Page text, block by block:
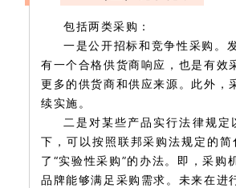
包括两类采购：
一是公开招标和竞争性采购。
有一个合格供货商响应，也是有效
更多的供货商和供应来源。此外，
续实施。
二是对某些产品实行法律规
下，可以按照联邦采购法规定的
了“实验性采购”的办法。即，采
品牌能够满足采购需求。未来在进